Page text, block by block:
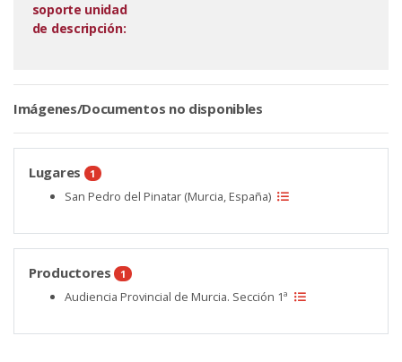
soporte unidad
de descripción:
Imágenes/Documentos no disponibles
Lugares 1
San Pedro del Pinatar (Murcia, España)
Productores 1
Audiencia Provincial de Murcia. Sección 1ª